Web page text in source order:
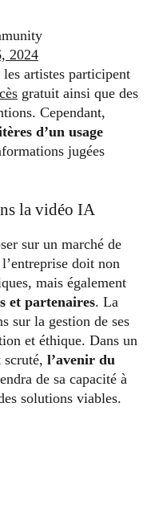
2024
artistes participent
gratuit ainsi que des
Cependant,
d’un usage
jugées
la vidéo IA
sur un marché de
doit non
mais également
et partenaires. La
sur la gestion de ses
et éthique. Dans un
scruté, l’avenir du
de sa capacité à
solutions viables.